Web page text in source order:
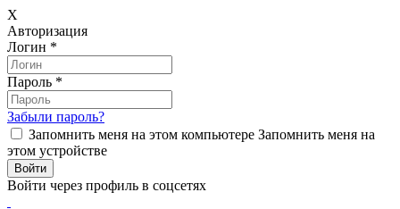
X
Авторизация
Логин *
Пароль *
Забыли пароль?
Запомнить меня на этом компьютере Запомнить меня на
этом устройстве
Войти через профиль в соцсетях